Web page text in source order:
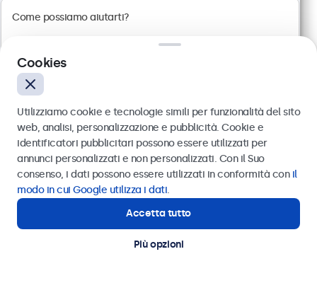
Monitor 27 Pollici Metallo
Articolo:27HD7M
100+ pezzi disponibili
Connessioni: HDMI, VGA, BNC, RCA
Inviare
Oppure chiamaci al
Contatta i nostri esperti
Cookies
Utilizziamo cookie e tecnologie simili per funzionalità del sito
web, analisi, personalizzazione e pubblicità. Cookie e
identificatori pubblicitari possono essere utilizzati per
annunci personalizzati e non personalizzati. Con il Suo
consenso, i dati possono essere utilizzati in conformità con il
modo in cui Google utilizza i dati.
Accetta tutto
Più opzioni